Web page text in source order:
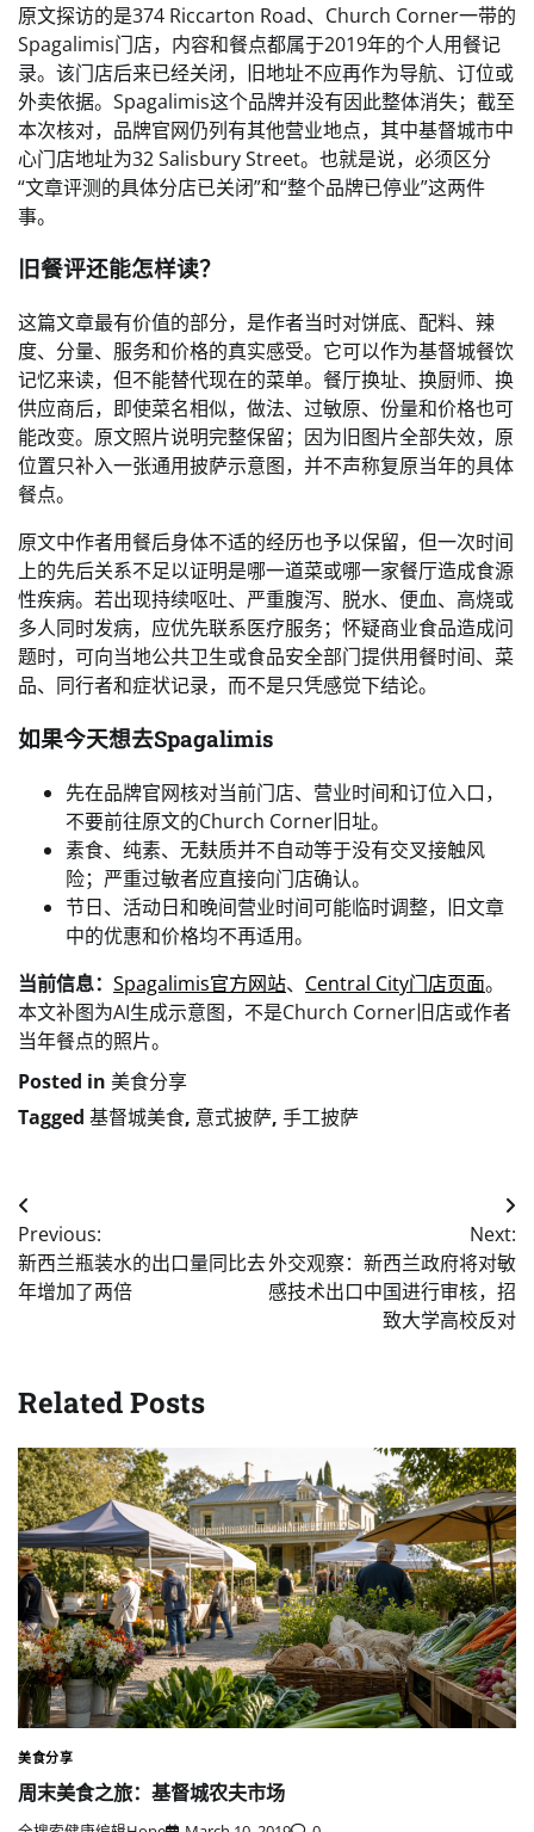
原文探访的是374 Riccarton Road、Church Corner一带的
Spagalimis门店，内容和餐点都属于2019年的个人用餐记
录。该门店后来已经关闭，旧地址不应再作为导航、订位或
外卖依据。Spagalimis这个品牌并没有因此整体消失；截至
本次核对，品牌官网仍列有其他营业地点，其中基督城市中
心门店地址为32 Salisbury Street。也就是说，必须区分
“文章评测的具体分店已关闭”和“整个品牌已停业”这两件
事。
旧餐评还能怎样读？
这篇文章最有价值的部分，是作者当时对饼底、配料、辣
度、分量、服务和价格的真实感受。它可以作为基督城餐饮
记忆来读，但不能替代现在的菜单。餐厅换址、换厨师、换
供应商后，即使菜名相似，做法、过敏原、份量和价格也可
能改变。原文照片说明完整保留；因为旧图片全部失效，原
位置只补入一张通用披萨示意图，并不声称复原当年的具体
餐点。
原文中作者用餐后身体不适的经历也予以保留，但一次时间
上的先后关系不足以证明是哪一道菜或哪一家餐厅造成食源
性疾病。若出现持续呕吐、严重腹泻、脱水、便血、高烧或
多人同时发病，应优先联系医疗服务；怀疑商业食品造成问
题时，可向当地公共卫生或食品安全部门提供用餐时间、菜
品、同行者和症状记录，而不是只凭感觉下结论。
如果今天想去Spagalimis
先在品牌官网核对当前门店、营业时间和订位入口，
不要前往原文的Church Corner旧址。
素食、纯素、无麸质并不自动等于没有交叉接触风
险；严重过敏者应直接向门店确认。
节日、活动日和晚间营业时间可能临时调整，旧文章
中的优惠和价格均不再适用。
当前信息： Spagalimis官方网站、 Central City门店页面。
本文补图为AI生成示意图，不是Church Corner旧店或作者
当年餐点的照片。
Posted in 美食分享
Tagged 基督城美食, 意式披萨, 手工披萨
Post
navigation
Previous:
新西兰瓶装水的出口量同比去
年增加了两倍
Next:
外交观察：新西兰政府将对敏
感技术出口中国进行审核，招
致大学高校反对
Related Posts
美食分享
周末美食之旅：基督城农夫市场